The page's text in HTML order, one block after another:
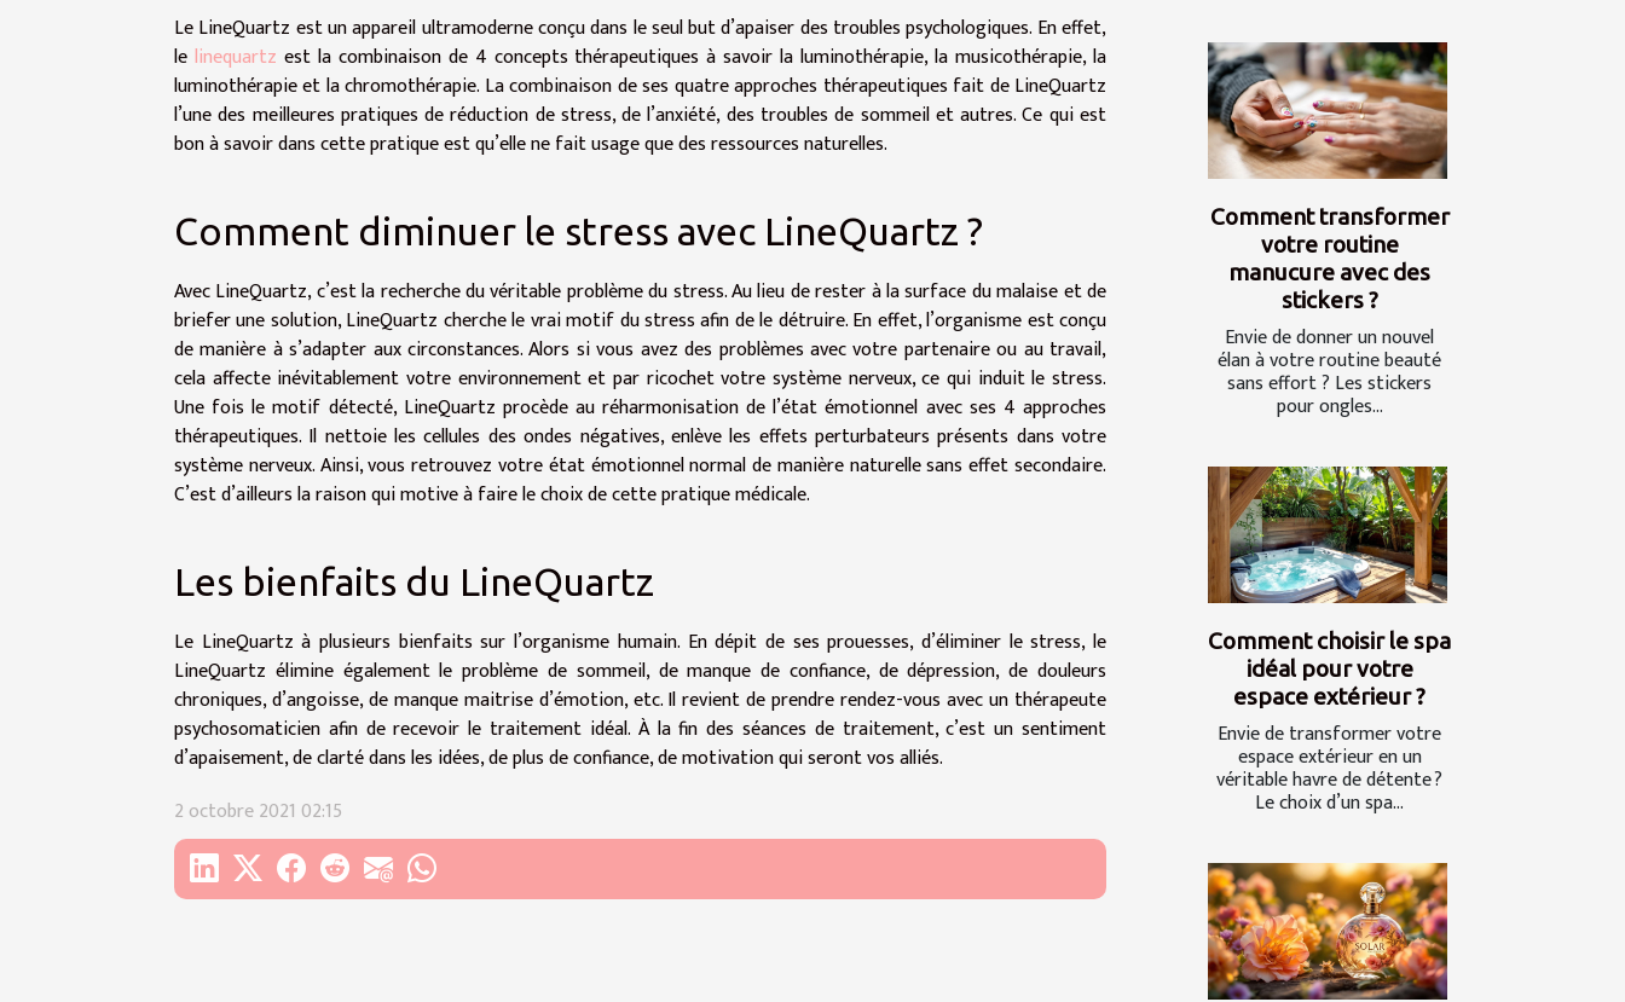
Le LineQuartz est un appareil ultramoderne conçu dans le seul but d’apaiser des troubles psychologiques. En effet,
le linequartz est la combinaison de 4 concepts thérapeutiques à savoir la luminothérapie, la musicothérapie, la
luminothérapie et la chromothérapie. La combinaison de ses quatre approches thérapeutiques fait de LineQuartz
l’une des meilleures pratiques de réduction de stress, de l’anxiété, des troubles de sommeil et autres. Ce qui est
bon à savoir dans cette pratique est qu’elle ne fait usage que des ressources naturelles.
Comment diminuer le stress avec LineQuartz ?
Avec LineQuartz, c’est la recherche du véritable problème du stress. Au lieu de rester à la surface du malaise et de
briefer une solution, LineQuartz cherche le vrai motif du stress afin de le détruire. En effet, l’organisme est conçu
de manière à s’adapter aux circonstances. Alors si vous avez des problèmes avec votre partenaire ou au travail,
cela affecte inévitablement votre environnement et par ricochet votre système nerveux, ce qui induit le stress.
Une fois le motif détecté, LineQuartz procède au réharmonisation de l’état émotionnel avec ses 4 approches
thérapeutiques. Il nettoie les cellules des ondes négatives, enlève les effets perturbateurs présents dans votre
système nerveux. Ainsi, vous retrouvez votre état émotionnel normal de manière naturelle sans effet secondaire.
C’est d’ailleurs la raison qui motive à faire le choix de cette pratique médicale.
Les bienfaits du LineQuartz
Le LineQuartz à plusieurs bienfaits sur l’organisme humain. En dépit de ses prouesses, d’éliminer le stress, le
LineQuartz élimine également le problème de sommeil, de manque de confiance, de dépression, de douleurs
chroniques, d’angoisse, de manque maitrise d’émotion, etc. Il revient de prendre rendez-vous avec un thérapeute
psychosomaticien afin de recevoir le traitement idéal. À la fin des séances de traitement, c’est un sentiment
d’apaisement, de clarté dans les idées, de plus de confiance, de motivation qui seront vos alliés.
2 octobre 2021 02:15
Comment transformer
votre routine
manucure avec des
stickers ?
Envie de donner un nouvel
élan à votre routine beauté
sans effort ? Les stickers
pour ongles...
Comment choisir le spa
idéal pour votre
espace extérieur ?
Envie de transformer votre
espace extérieur en un
véritable havre de détente ?
Le choix d’un spa...